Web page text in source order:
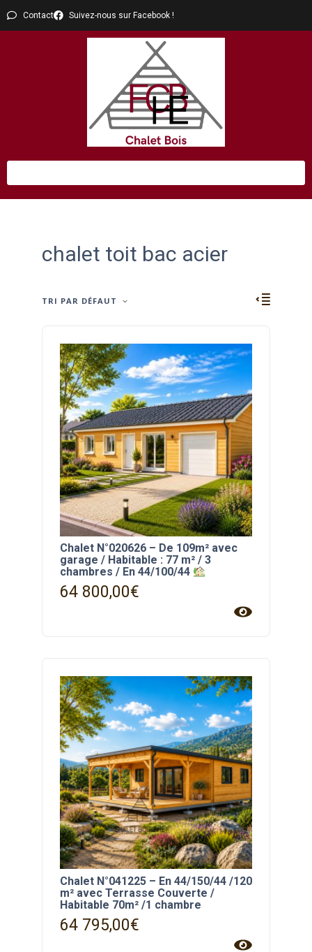
Contact Suivez-nous sur Facebook !
chalet toit bac acier
TRI PAR DÉFAUT
Chalet N°020626 – De 109m² avec
garage / Habitable : 77 m² / 3
chambres / En 44/100/44
64 800,00€
Chalet N°041225 – En 44/150/44 /120
m² avec Terrasse Couverte /
Habitable 70m² /1 chambre
64 795,00€